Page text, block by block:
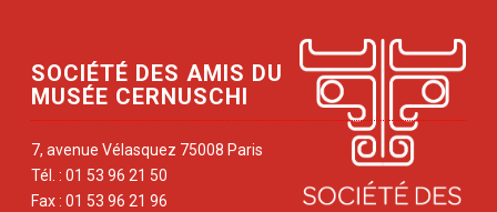
SOCIÉTÉ DES AMIS DU
MUSÉE CERNUSCHI
7, avenue Vélasquez 75008 Paris
Tél. : 01 53 96 21 50
Fax : 01 53 96 21 96